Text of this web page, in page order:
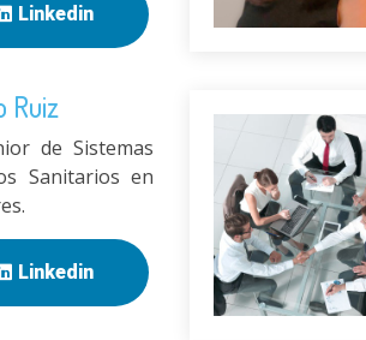
Linkedin
Ruiz
de Sistemas
Sanitarios en
Linkedin